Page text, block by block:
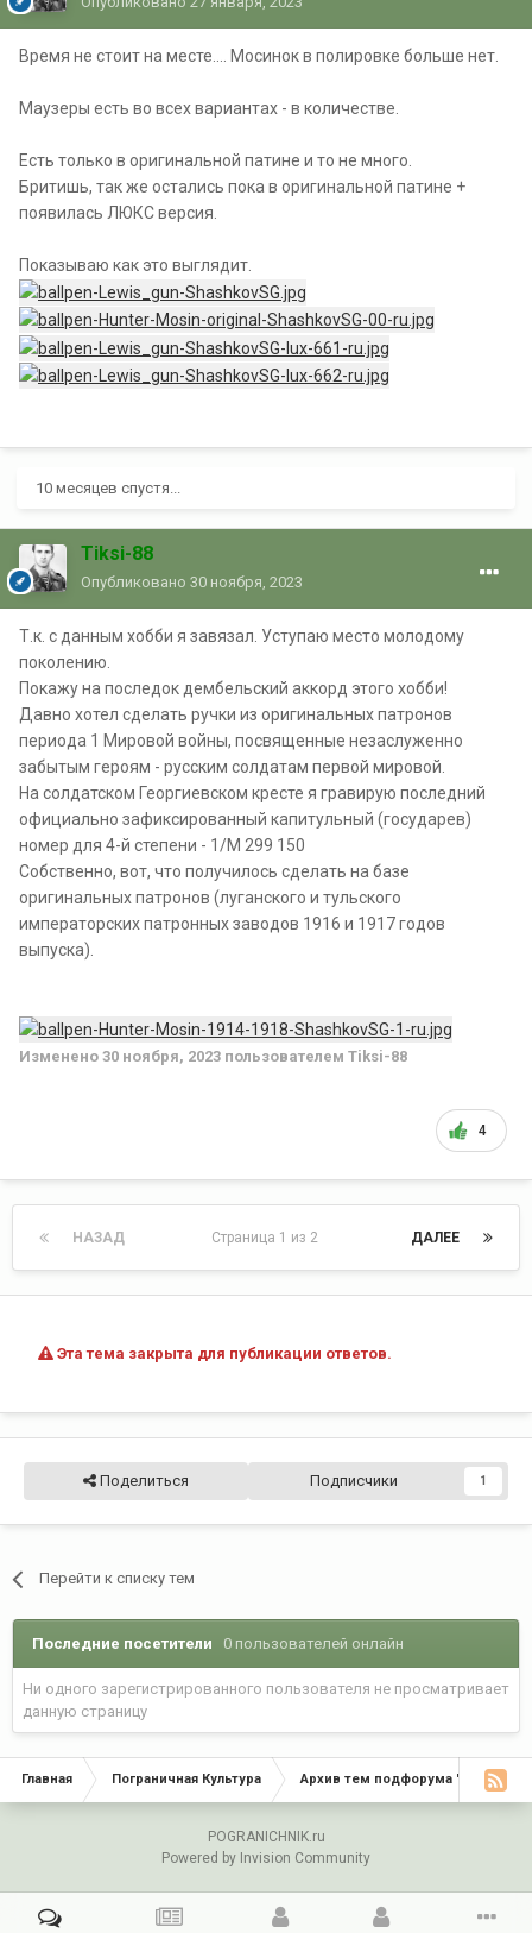
Время не стоит на месте.... Мосинок в полировке больше нет.
Маузеры есть во всех вариантах - в количестве.
Есть только в оригинальной патине и то не много.
Бритишь, так же остались пока в оригинальной патине +
появилась ЛЮКС версия.
Показываю как это выглядит.
10 месяцев спустя...
Tiksi-88
Опубликовано 30 ноября, 2023
Т.к. с данным хобби я завязал. Уступаю место молодому
поколению.
Покажу на последок дембельский аккорд этого хобби!
Давно хотел сделать ручки из оригинальных патронов
периода 1 Мировой войны, посвященные незаслуженно
забытым героям - русским солдатам первой мировой.
На солдатском Георгиевском кресте я гравирую последний
официально зафиксированный капитульный (государев)
номер для 4-й степени - 1/М 299 150
Собственно, вот, что получилось сделать на базе
оригинальных патронов (луганского и тульского
императорских патронных заводов 1916 и 1917 годов
выпуска).
Изменено 30 ноября, 2023 пользователем Tiksi-88
4
НАЗАД ДАЛЕЕ
Страница 1 из 2
Эта тема закрыта для публикации ответов.
Поделиться Подписчики 1
Перейти к списку тем
Последние посетители 0 пользователей онлайн
Ни одного зарегистрированного пользователя не просматривает
данную страницу
Главная Пограничная Культура Архив тем подфорума
POGRANICHNIK.ru
Powered by Invision Community